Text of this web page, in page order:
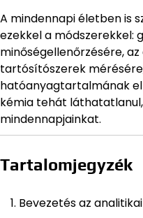
A mindennapi életben is
ezekkel a módszerekkel:
minőségellenőrzésére,
tartósítószerek
hatóanyagtartalmának
kémia tehát
mindennapjainkat.
Tartalomjegyzék
Bevezetés az